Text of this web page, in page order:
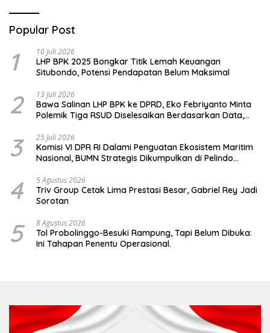
Popular Post
1 10 Juli 2026
LHP BPK 2025 Bongkar Titik Lemah Keuangan
Situbondo, Potensi Pendapatan Belum Maksimal
2 13 Juli 2026
Bawa Salinan LHP BPK ke DPRD, Eko Febriyanto Minta
Polemik Tiga RSUD Diselesaikan Berdasarkan Data,
3 25 Juli 2026
Komisi VI DPR RI Dalami Penguatan Ekosistem Maritim
Nasional, BUMN Strategis Dikumpulkan di Pelindo
4 5 Agustus 2026
Triv Group Cetak Lima Prestasi Besar, Gabriel Rey Jadi
Sorotan
5 8 Agustus 2026
Tol Probolinggo-Besuki Rampung, Tapi Belum Dibuka:
Ini Tahapan Penentu Operasional.